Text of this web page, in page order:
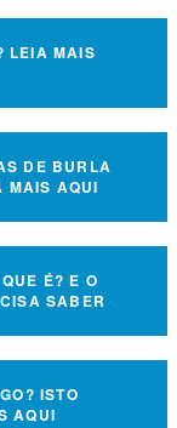
LEIA MAIS
DE BURLA
MAIS AQUI
É? E O
SABER
ISTO
AQUI